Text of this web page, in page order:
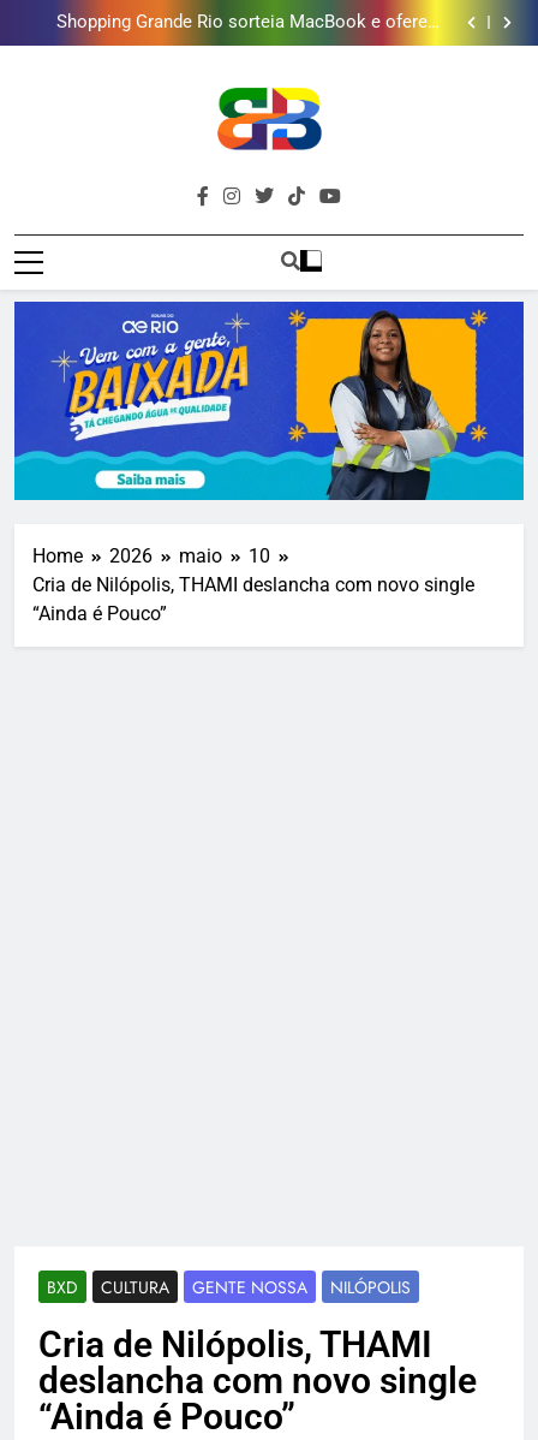
mais combina com ele
Lins em Nova Iguaçu neste fim de semana
Shopping Grande Rio sorteia MacBook e oferece
vinho em campanha de Dia dos Pais
Obra garante a preservação de 190 milhões de litros
presentear o seu pai. Descubra como escolher o que
mais combina com ele
Gastro Samba reúne Nosso Sentimento e Gustavo
Lins em Nova Iguaçu neste fim de semana
Shopping Grande Rio sorteia MacBook e oferece
vinho em campanha de Dia dos Pais
Obra garante a preservação de 190 milhões de litros
de água por ano na Baixada Fluminense
Brava
Baixada
Baixada Fluminense Em Destaque!
Home 2026 maio
10
Cria de Nilópolis, THAMI deslancha com novo single
“Ainda é Pouco”
BXD CULTURA GENTE NOSSA NILÓPOLIS
Cria de Nilópolis, THAMI
deslancha com novo single
“Ainda é Pouco”